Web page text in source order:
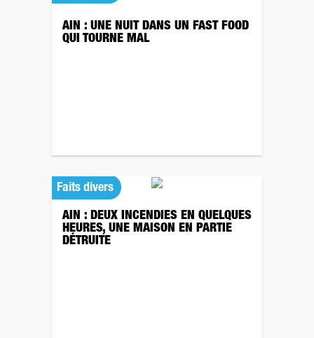
AIN : UNE NUIT DANS UN FAST FOOD
QUI TOURNE MAL
Faits divers
AIN : DEUX INCENDIES EN QUELQUES
HEURES, UNE MAISON EN PARTIE
DÉTRUITE